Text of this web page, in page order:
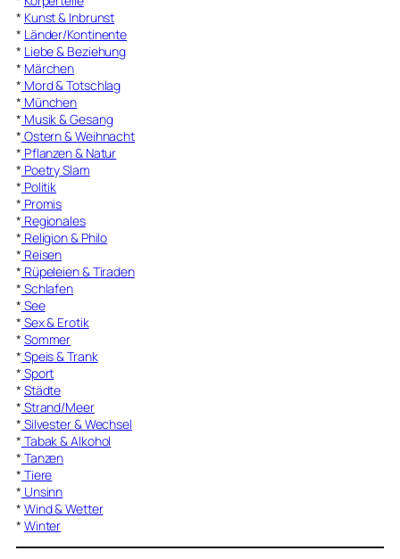
* Kunst & Inbrunst
* Länder/Kontinente
* Liebe & Beziehung
* Märchen
* Mord & Totschlag
* München
* Musik & Gesang
* Ostern & Weihnacht
* Pflanzen & Natur
* Poetry Slam
* Politik
* Promis
* Regionales
* Religion & Philo
* Reisen
* Rüpeleien & Tiraden
* Schlafen
* See
* Sex & Erotik
* Sommer
* Speis & Trank
* Sport
* Städte
* Strand/Meer
* Silvester & Wechsel
* Tabak & Alkohol
* Tanzen
* Tiere
* Unsinn
* Wind & Wetter
* Winter